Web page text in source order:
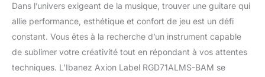
Dans l’univers exigeant de la musique, trouver une guitare qui
allie performance, esthétique et confort de jeu est un défi
constant. Vous êtes à la recherche d’un instrument capable
de sublimer votre créativité tout en répondant à vos attentes
techniques. L’Ibanez Axion Label RGD71ALMS-BAM se